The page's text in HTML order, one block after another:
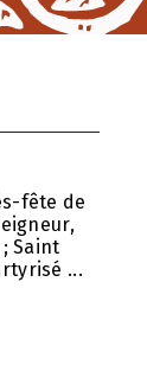
fête de
Saint
...